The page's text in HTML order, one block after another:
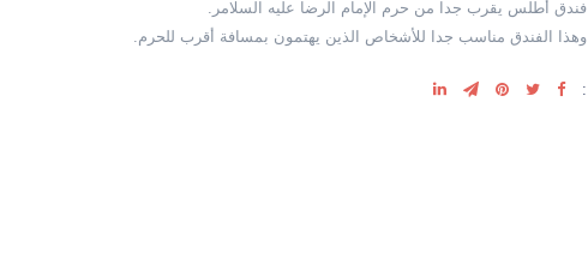
فندق أطلس يقرب جدا من حرم الإمام الرضا عليه السلامر.
وهذا الفندق مناسب جدا للأشخاص الذين يهتمون بمسافة أقرب للحرم.
: